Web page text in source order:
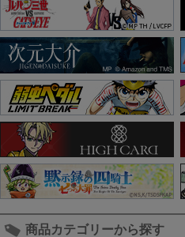
商品カテゴリーから探す